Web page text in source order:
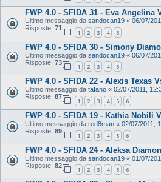
FWP 4.0 - SFIDA 31 - Eva Angelina
Ultimo messaggio da sandocan19 « 06/07/
Risposte: 71
1 2 3 4 5
FWP 4.0 - SFIDA 30 - Simony
Ultimo messaggio da sandocan19 « 06/07/
Risposte: 73
1 2 3 4 5
FWP 4.0 - SFIDA 22 - Alexis Texas
Ultimo messaggio da tafano « 02/07/2011,
Risposte: 87
1 2 3 4 5 6
FWP 4.0 - SFIDA 19 - Kathia Nobili
Ultimo messaggio da red8man « 02/07/2011,
Risposte: 89
1 2 3 4 5 6
FWP 4.0 - SFIDA 24 - Aleksa
Ultimo messaggio da sandocan19 « 01/07/
Risposte: 82
1 2 3 4 5 6